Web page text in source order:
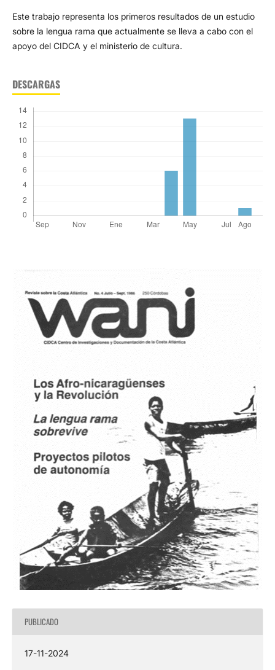
Este trabajo representa los primeros resultados de un estudio
sobre la lengua rama que actualmente se lleva a cabo con el
apoyo del CIDCA y el ministerio de cultura.
DESCARGAS
PUBLICADO
17-11-2024